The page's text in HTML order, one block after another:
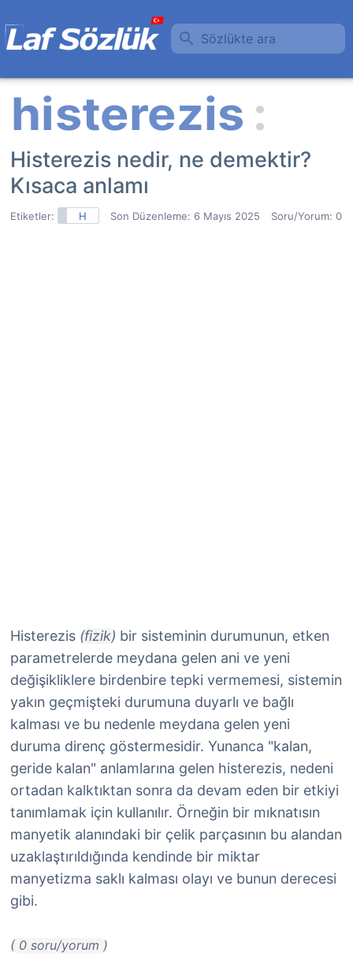
Sözlükte ara
Histerezis nedir, ne demektir?
Kısaca anlamı
Etiketler: H Son Düzenleme: 6 Mayıs 2025 Soru/Yorum: 0
Histerezis (fizik) bir sisteminin durumunun, etken
parametrelerde meydana gelen ani ve yeni
değişikliklere birdenbire tepki vermemesi, sistemin
yakın geçmişteki durumuna duyarlı ve bağlı
kalması ve bu nedenle meydana gelen yeni
duruma direnç göstermesidir. Yunanca "kalan,
geride kalan" anlamlarına gelen histerezis, nedeni
ortadan kalktıktan sonra da devam eden bir etkiyi
tanımlamak için kullanılır. Örneğin bir mıknatısın
manyetik alanındaki bir çelik parçasının bu alandan
uzaklaştırıldığında kendinde bir miktar
manyetizma saklı kalması olayı ve bunun derecesi
gibi.
( 0 soru/yorum )